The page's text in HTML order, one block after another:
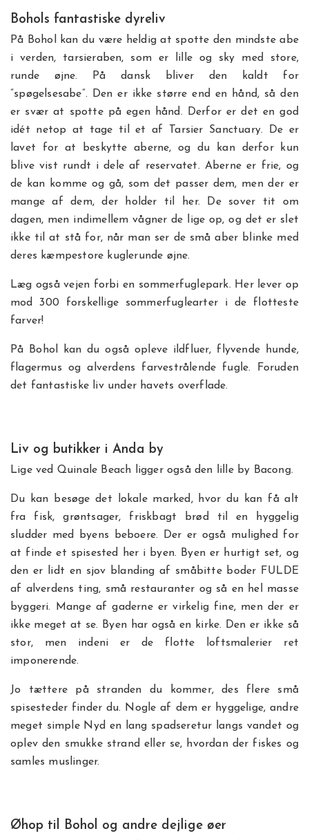
Bohols fantastiske dyreliv
På Bohol kan du være heldig at spotte den mindste abe
i verden, tarsieraben, som er lille og sky med store,
runde øjne. På dansk bliver den kaldt for
”spøgelsesabe”. Den er ikke større end en hånd, så den
er svær at spotte på egen hånd. Derfor er det en god
idét netop at tage til et af Tarsier Sanctuary. De er
lavet for at beskytte aberne, og du kan derfor kun
blive vist rundt i dele af reservatet. Aberne er frie, og
de kan komme og gå, som det passer dem, men der er
mange af dem, der holder til her. De sover tit om
dagen, men indimellem vågner de lige op, og det er slet
ikke til at stå for, når man ser de små aber blinke med
deres kæmpestore kuglerunde øjne.
Læg også vejen forbi en sommerfuglepark. Her lever op
mod 300 forskellige sommerfuglearter i de flotteste
farver!
På Bohol kan du også opleve ildfluer, flyvende hunde,
flagermus og alverdens farvestrålende fugle. Foruden
det fantastiske liv under havets overflade.
Liv og butikker i Anda by
Lige ved Quinale Beach ligger også den lille by Bacong.
Du kan besøge det lokale marked, hvor du kan få alt
fra fisk, grøntsager, friskbagt brød til en hyggelig
sludder med byens beboere. Der er også mulighed for
at finde et spisested her i byen. Byen er hurtigt set, og
den er lidt en sjov blanding af småbitte boder FULDE
af alverdens ting, små restauranter og så en hel masse
byggeri. Mange af gaderne er virkelig fine, men der er
ikke meget at se. Byen har også en kirke. Den er ikke så
stor, men indeni er de flotte loftsmalerier ret
imponerende.
Jo tættere på stranden du kommer, des flere små
spisesteder finder du. Nogle af dem er hyggelige, andre
meget simple Nyd en lang spadseretur langs vandet og
oplev den smukke strand eller se, hvordan der fiskes og
samles muslinger.
Øhop til Bohol og andre dejlige øer